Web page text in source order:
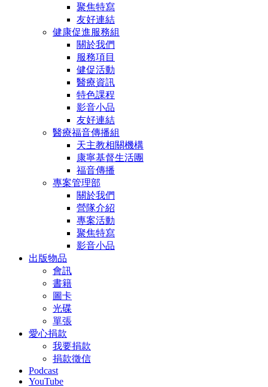
聚焦特寫
友好連結
健康促進服務組
關於我們
服務項目
健促活動
醫療資訊
特色課程
影音小品
友好連結
醫療福音傳播組
天主教相關機構
康寧基督生活團
福音傳播
專案管理部
關於我們
營隊介紹
專案活動
聚焦特寫
影音小品
出版物品
會訊
書籍
圖卡
光碟
單張
愛心捐款
我要捐款
捐款徵信
Podcast
YouTube